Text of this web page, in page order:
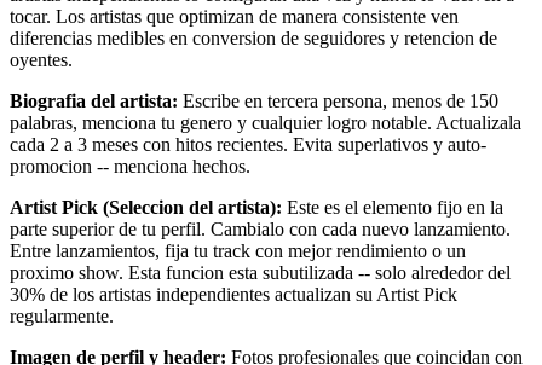
tocar. Los artistas que optimizan de manera consistente ven
diferencias medibles en conversion de seguidores y retencion de
oyentes.
Biografia del artista: Escribe en tercera persona, menos de 150
palabras, menciona tu genero y cualquier logro notable. Actualizala
cada 2 a 3 meses con hitos recientes. Evita superlativos y auto-
promocion -- menciona hechos.
Artist Pick (Seleccion del artista): Este es el elemento fijo en la
parte superior de tu perfil. Cambialo con cada nuevo lanzamiento.
Entre lanzamientos, fija tu track con mejor rendimiento o un
proximo show. Esta funcion esta subutilizada -- solo alrededor del
30% de los artistas independientes actualizan su Artist Pick
regularmente.
Imagen de perfil y header: Fotos profesionales que coincidan con